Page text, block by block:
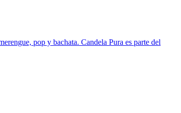
pop y bachata. Candela Pura es parte del